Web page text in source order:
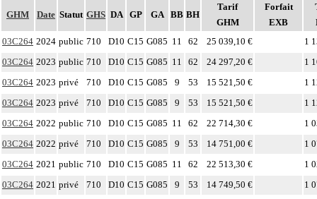
GHM Date Statut GHS DA GP GA BB BH
Tarif
GHM
Forfait
EXB
03C264 2024 public 710 D10 C15 G085 11 62 25 039,10 €
1
03C264 2023 public 710 D10 C15 G085 11 62 24 297,20 €
1
03C264 2023 privé 710 D10 C15 G085 9 53 15 521,50 €
1
03C264 2023 privé 710 D10 C15 G085 9 53 15 521,50 €
1
03C264 2022 public 710 D10 C15 G085 11 62 22 714,30 €
1
03C264 2022 privé 710 D10 C15 G085 9 53 14 751,00 €
1
03C264 2021 public 710 D10 C15 G085 11 62 22 513,30 €
1
03C264 2021 privé 710 D10 C15 G085 9 53 14 749,50 €
1